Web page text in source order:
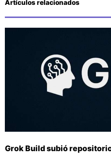
Artículos relacionados
Grok Build subió